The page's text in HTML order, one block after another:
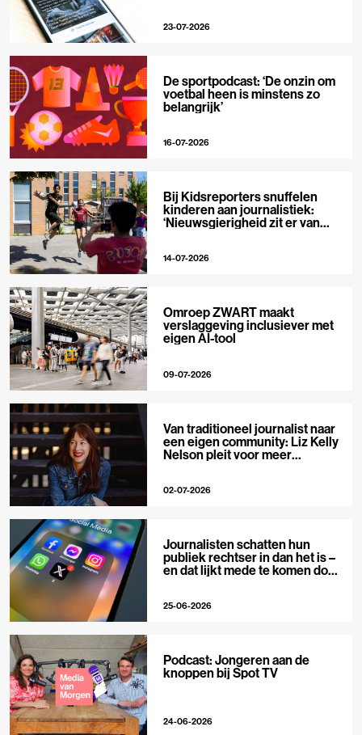
23-07-2026
De sportpodcast: ‘De onzin om
voetbal heen is minstens zo
belangrijk’
16-07-2026
Bij Kidsreporters snuffelen
kinderen aan journalistiek:
‘Nieuwsgierigheid zit er van
14-07-2026
Omroep ZWART maakt
verslaggeving inclusiever met
eigen AI-tool
09-07-2026
Van traditioneel journalist naar
een eigen community: Liz Kelly
Nelson pleit voor meer
02-07-2026
Journalisten schatten hun
publiek rechtser in dan het is –
en dat lijkt mede te komen door
25-06-2026
Podcast: Jongeren aan de
knoppen bij Spot TV
24-06-2026